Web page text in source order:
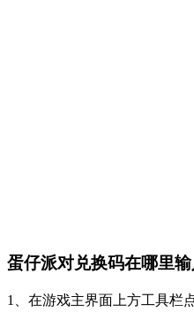
蛋仔派对兑换码在哪里输
1、在游戏主界面上方工具栏